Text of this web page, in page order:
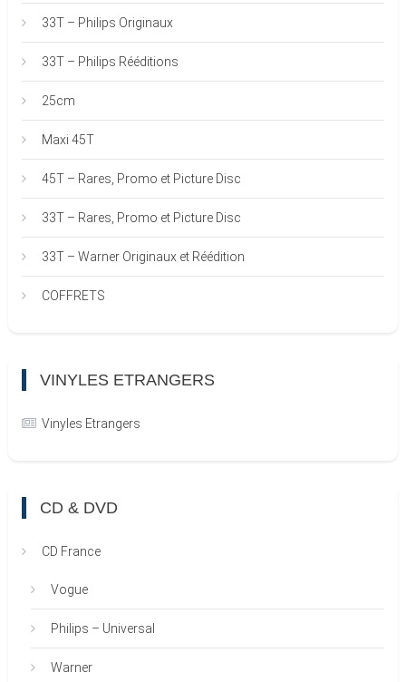
33T – Philips Originaux
33T – Philips Rééditions
25cm
Maxi 45T
45T – Rares, Promo et Picture Disc
33T – Rares, Promo et Picture Disc
33T – Warner Originaux et Réédition
COFFRETS
VINYLES ETRANGERS
Vinyles Etrangers
CD & DVD
CD France
Vogue
Philips – Universal
Warner